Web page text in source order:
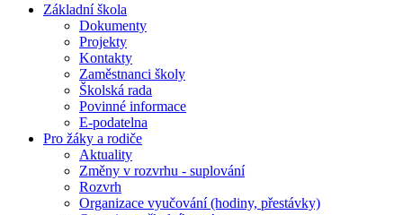
Základní škola
Dokumenty
Projekty
Kontakty
Zaměstnanci školy
Školská rada
Povinné informace
E-podatelna
Pro žáky a rodiče
Aktuality
Změny v rozvrhu - suplování
Rozvrh
Organizace vyučování (hodiny, přestávky)